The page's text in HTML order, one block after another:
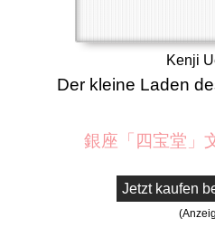
Kenji
Der kleine Laden
銀座「四宝堂」
Jetzt kaufen